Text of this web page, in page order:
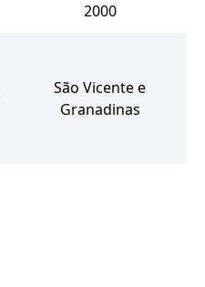
2000
São Vicente e
Granadinas